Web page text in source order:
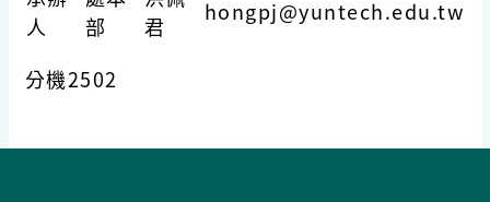
人
部
君
hongpj@yuntech.edu.tw
分機2502